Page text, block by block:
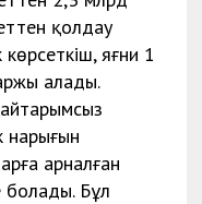
қолдау
яғни 1
алады.
нарығын
арналған
Бұл